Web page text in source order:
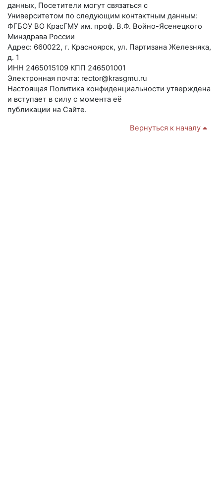
данных, Посетители могут связаться с
Университетом по следующим контактным данным:
ФГБОУ ВО КрасГМУ им. проф. В.Ф. Войно-Ясенецкого
Минздрава России
Адрес: 660022, г. Красноярск, ул. Партизана Железняка,
д. 1
ИНН 2465015109 КПП 246501001
Электронная почта: rector@krasgmu.ru
Настоящая Политика конфиденциальности утверждена
и вступает в силу с момента её
публикации на Сайте.
Вернуться к началу